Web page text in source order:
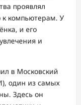
проявлял
к компьютерам. У
и его
и
в Московский
один из самых
Здесь он